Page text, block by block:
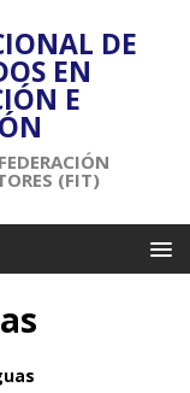
DE
EN
E
(FIT)